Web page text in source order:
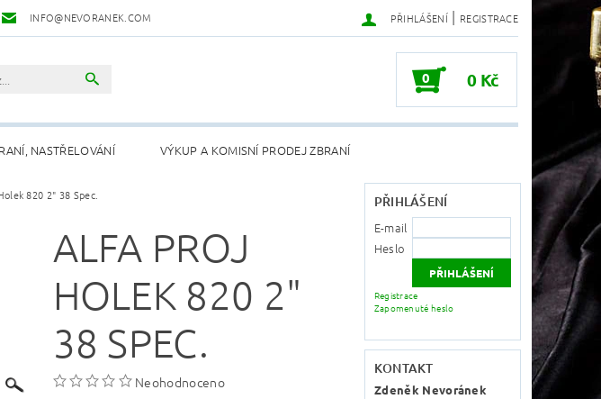
INFO@NEVORANEK.COM PŘIHLÁŠENÍ | REGISTRACE
0 0 Kč
NASTŘELOVÁNÍ VÝKUP A KOMISNÍ PRODEJ ZBRANÍ
820 2" 38 Spec.
ALFA PROJ
HOLEK 820 2"
38 SPEC.
Neohodnoceno
PŘIHLÁŠENÍ
E-mail
Heslo
Registrace
Zapomenuté heslo
KONTAKT
Zdeněk Nevoránek